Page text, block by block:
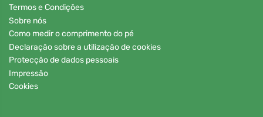
Termos e Condições
Sobre nós
Como medir o comprimento do pé
Declaração sobre a utilização de cookies
Protecção de dados pessoais
Impressão
Cookies